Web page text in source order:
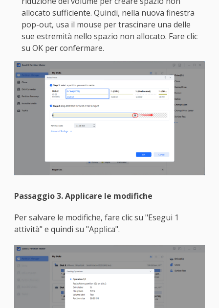
allocato sufficiente. Quindi, nella nuova finestra
pop-out, usa il mouse per trascinare una delle
sue estremità nello spazio non allocato. Fare clic
su OK per confermare.
Passaggio 3. Applicare le modifiche
Per salvare le modifiche, fare clic su "Esegui 1
attività" e quindi su "Applica".